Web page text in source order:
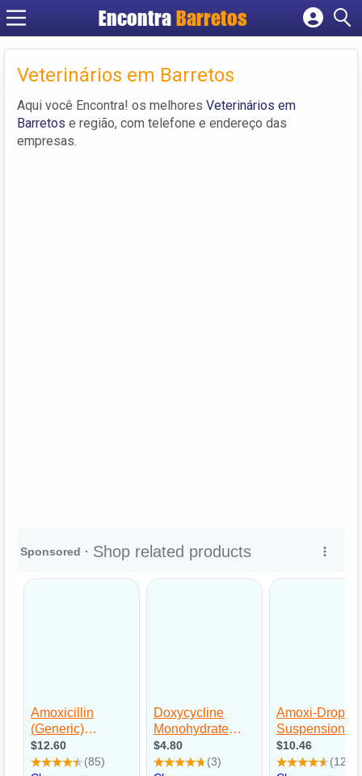
Encontra Barretos
Cadastrar empresa
Criar conta
Veterinários em Barretos
Aqui você Encontra! os melhores Veterinários em
Barretos e região, com telefone e endereço das
empresas.